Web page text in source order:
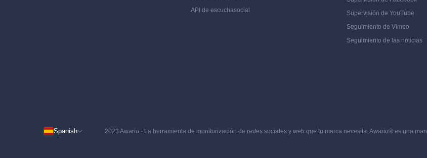
API de escuchasocial
Supervisión de YouTube
Seguimiento de Vimeo
Seguimiento de las noticias
Spanish 2023 Awario - La herramienta de monitorización de redes sociales y web que tu marca necesita. Awario® es una